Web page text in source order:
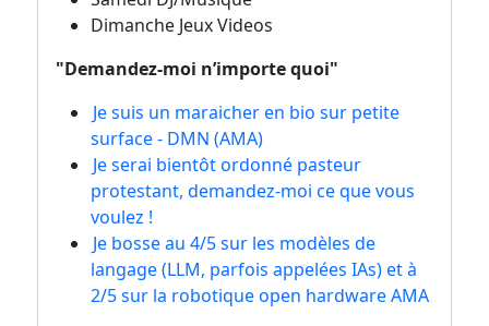
Dimanche Jeux Videos
"Demandez-moi n’importe quoi"
Je suis un maraicher en bio sur petite
surface - DMN (AMA)
Je serai bientôt ordonné pasteur
protestant, demandez-moi ce que vous
voulez !
Je bosse au 4/5 sur les modèles de
langage (LLM, parfois appelées IAs) et à
2/5 sur la robotique open hardware AMA